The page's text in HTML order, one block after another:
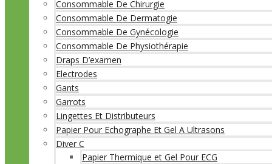
Consommable De Chirurgie
Consommable De Dermatogie
Consommable De Gynécologie
Consommable De Physiothérapie
Draps D’examen
Electrodes
Gants
Garrots
Lingettes Et Distributeurs
Papier Pour Echographe Et Gel A Ultrasons
Diver C
Papier Thermique et Gel Pour ECG